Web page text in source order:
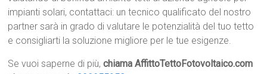
impianti solari, contattaci: un tecnico qualificato del nostro
partner sarà in grado di valutare le potenzialità del tuo tetto
e consigliarti la soluzione migliore per le tue esigenze.
Se vuoi saperne di più,chiama AffittoTettoFotovoltaico.com